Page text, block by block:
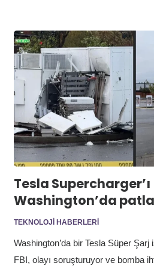
Tesla Supercharger’ı
Washington’da
TEKNOLOJI HABERLERI
Washington’da bir Tesla Süper
FBI, olayı soruşturuyor ve bomba